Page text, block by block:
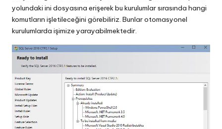
yolundaki ini dosyasına erişerek bu kurulumlar sırasında hangi
komutların işletileceğini görebiliriz. Bunlar otomasyonel
kurulumlarda işimize yarayabilmektedir.